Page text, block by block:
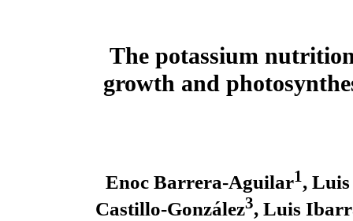
The potassium
growth and
Enoc Barrera-Aguilar1,
Castillo-González3, Luis